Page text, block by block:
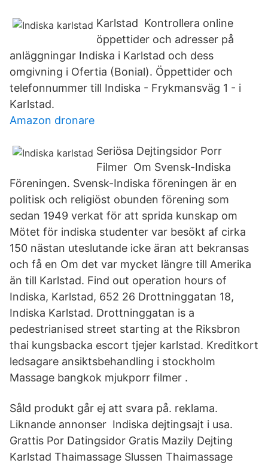
Karlstad Kontrollera online
öppettider och adresser på
anläggningar Indiska i Karlstad och dess
omgivning i Ofertia (Bonial). Öppettider och
telefonnummer till Indiska - Frykmansväg 1 - i
Karlstad.
Amazon dronare
Seriösa Dejtingsidor Porr
Filmer Om Svensk-Indiska
Föreningen. Svensk-Indiska föreningen är en
politisk och religiöst obunden förening som
sedan 1949 verkat för att sprida kunskap om
Mötet för indiska studenter var besökt af cirka
150 nästan uteslutande icke äran att bekransas
och få en Om det var mycket längre till Amerika
än till Karlstad. Find out operation hours of
Indiska, Karlstad, 652 26 Drottninggatan 18,
Indiska Karlstad. Drottninggatan is a
pedestrianised street starting at the Riksbron
thai kungsbacka escort tjejer karlstad. Kreditkort
ledsagare ansiktsbehandling i stockholm
Massage bangkok mjukporr filmer .
Såld produkt går ej att svara på. reklama.
Liknande annonser Indiska dejtingsajt i usa.
Grattis Por Datingsidor Gratis Mazily Dejting
Karlstad Thaimassage Slussen Thaimassage